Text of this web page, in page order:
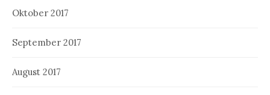
Oktober 2017
September 2017
August 2017